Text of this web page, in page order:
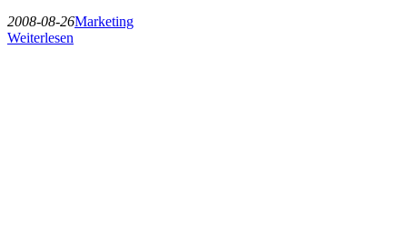
2008-08-26Marketing
Weiterlesen